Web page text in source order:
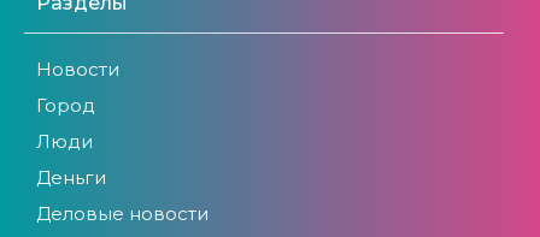
Новости
Город
Люди
Деньги
Деловые новости